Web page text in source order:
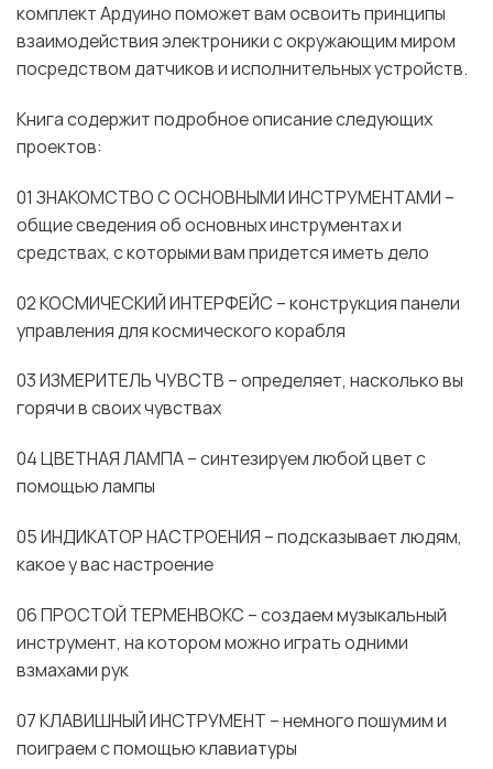
комплект Ардуино поможет вам освоить принципы
взаимодействия электроники с окружающим миром
посредством датчиков и исполнительных устройств.
Книга содержит подробное описание следующих
проектов:
01 ЗНАКОМСТВО С ОСНОВНЫМИ ИНСТРУМЕНТАМИ –
общие сведения об основных инструментах и
средствах, с которыми вам придется иметь дело
02 КОСМИЧЕСКИЙ ИНТЕРФЕЙС – конструкция панели
управления для космического корабля
03 ИЗМЕРИТЕЛЬ ЧУВСТВ – определяет, насколько вы
горячи в своих чувствах
04 ЦВЕТНАЯ ЛАМПА – синтезируем любой цвет с
помощью лампы
05 ИНДИКАТОР НАСТРОЕНИЯ – подсказывает людям,
какое у вас настроение
06 ПРОСТОЙ ТЕРМЕНВОКС – создаем музыкальный
инструмент, на котором можно играть одними
взмахами рук
07 КЛАВИШНЫЙ ИНСТРУМЕНТ – немного пошумим и
поиграем с помощью клавиатуры